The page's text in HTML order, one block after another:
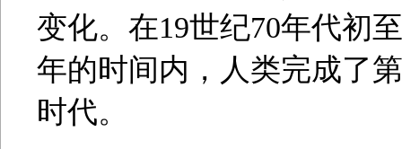
变化。在19世纪70年代初
年的时间内，人类完成了
时代。